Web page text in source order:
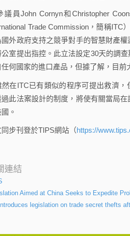
John Cornyn和Christopher
Trade Commission，簡稱
國外政府支持之競爭對手的智慧財產
室提出指控。此立法設定30天的調
何國家的進口產品，但據了解，目
ITC已有類似的程序可提出救濟，
過此法案設計的制度，將使有關當局
。
同步刊登於TIPS網站（https://
連結
Aimed at China Seeks to Expedite
legislation on trade secret thefts